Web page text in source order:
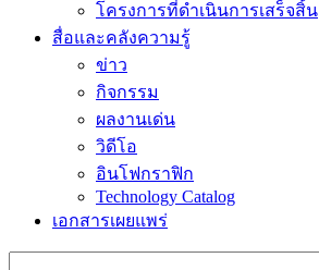
โครงการที่ดำเนินการเสร็จสิ้น
สื่อและคลังความรู้
ข่าว
กิจกรรม
ผลงานเด่น
วิดีโอ
อินโฟกราฟิก
Technology Catalog
เอกสารเผยแพร่